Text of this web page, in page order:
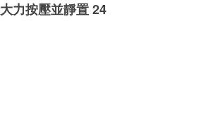
力按壓並靜置 24